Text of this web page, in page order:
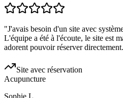
"J'avais besoin d'un site avec
L'équipe a été à l'écoute, le site est
adorent pouvoir réserver directement.
Site avec réservation
Acupuncture